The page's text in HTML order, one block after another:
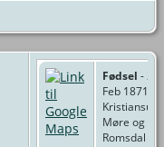
Fødsel - 23
Feb 1871 -
Møre og
Romsdal